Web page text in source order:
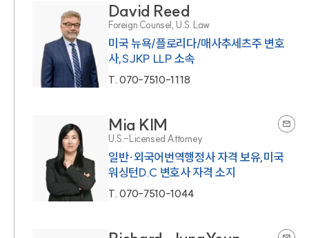
David Reed
Foreign Counsel, U.S. Law
미국 뉴욕/플로리다/매사추세츠주 변호
사,SJKP LLP 소속
T.070-7510-1118
Mia KIM
U.S.-Licensed Attorney
일반·외국어번역행정사 자격 보유,미국
워싱턴D.C 변호사 자격 소지
T.070-7510-1044